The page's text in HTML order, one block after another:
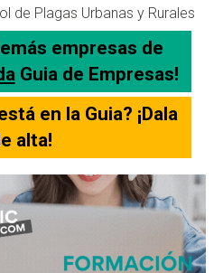
de Plagas Urbanas y Rurales
empresas de
Guia de Empresas!
en la Guia? ¡Dala
alta!